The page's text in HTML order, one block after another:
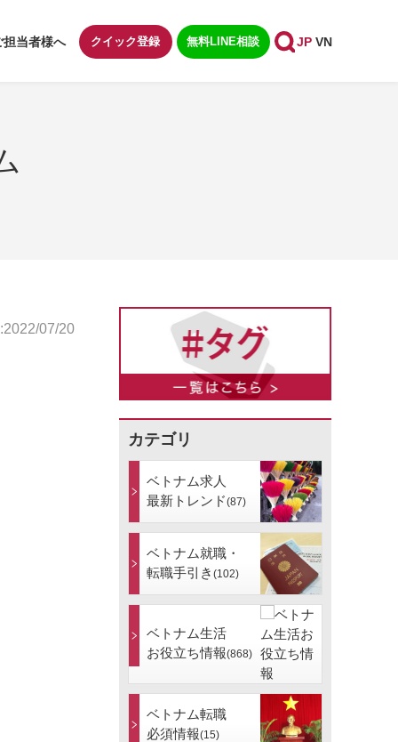
担当者様へ クイック登録 無料LINE相談 JP VN
07/20
カテゴリ
ベトナム求人
最新トレンド(87)
ベトナム就職・
転職手引き (102)
ベトナム生活
お役立ち情報(868)
ベトナム転職
必須情報(15)